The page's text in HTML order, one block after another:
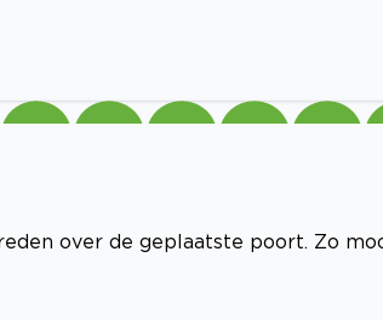
over de geplaatste poort. Zo